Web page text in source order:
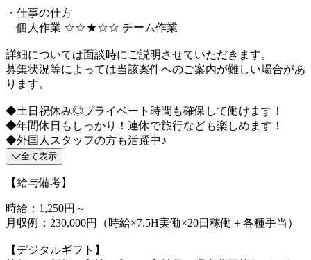
・仕事の仕方
個人作業 ☆☆★☆☆ チーム作業
詳細については面談時にご説明させていただきます。
募集状況等によっては当該案件へのご案内が難しい場合があ
ります。
◆土日祝休み◎プライベート時間も確保して働けます！
◆年間休日もしっかり！連休で旅行なども楽しめます！
◆外国人スタッフの方も活躍中♪
全て表示
【給与備考】
時給：1,250円～
月収例：230,000円（時給×7.5H実働×20日稼働＋各種手当）
【デジタルギフト】